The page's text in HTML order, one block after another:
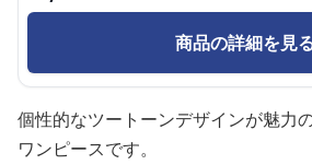
商品の詳細を見
個性的なツートーンデザインが魅力
ワンピースです。